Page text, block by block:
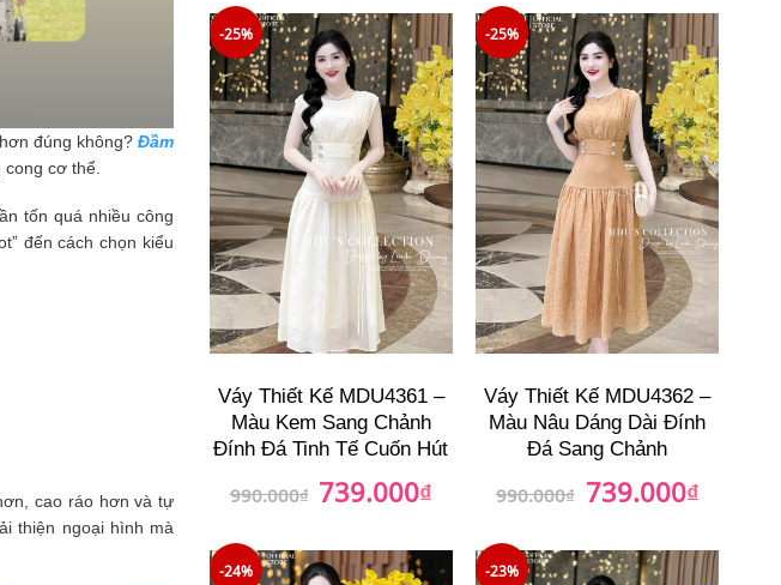
đúng không? Đầm
cơ thể.
tốn quá nhiều công
đến cách chọn kiểu
cao ráo hơn và tự
thiện ngoại hình mà
759.000₫. 749.000₫.
-25%
Váy Thiết Kế MDU4361 –
Màu Kem Sang Chảnh
Đính Đá Tinh Tế Cuốn Hút
990.000₫ Giá
gốc
739.000₫
739.000₫.
-25%
Váy Thiết Kế MDU4362 –
Màu Nâu Dáng Dài Đính
Đá Sang Chảnh
990.000₫ Giá
gốc
739.000₫Giá
hiện
739.000₫.
-24% -23%